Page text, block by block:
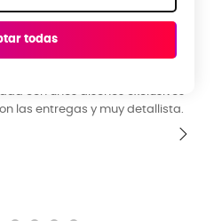
con unos diseños exclusivos
las entregas y muy detallista.
todas